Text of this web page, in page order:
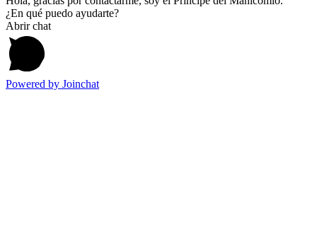
¿En qué puedo ayudarte?
Abrir chat
Powered by Joinchat